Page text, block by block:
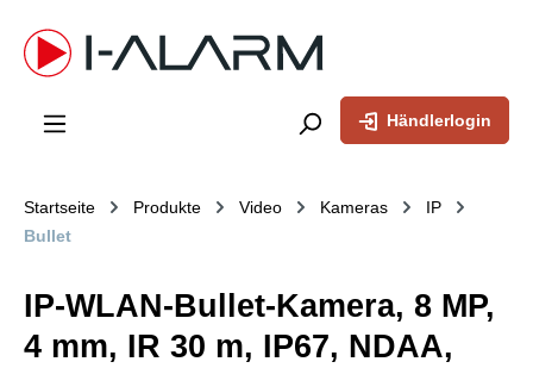
springen
Händlerlogin
Startseite Produkte Video Kameras
IP
Bullet
IP-WLAN-Bullet-Kamera, 8 MP,
4 mm, IR 30 m, IP67, NDAA,